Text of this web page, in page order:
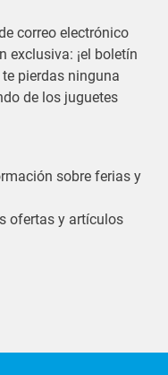
correo electrónico
exclusiva: ¡el boletín
te pierdas ninguna
de los juguetes
sobre ferias y
ofertas y artículos